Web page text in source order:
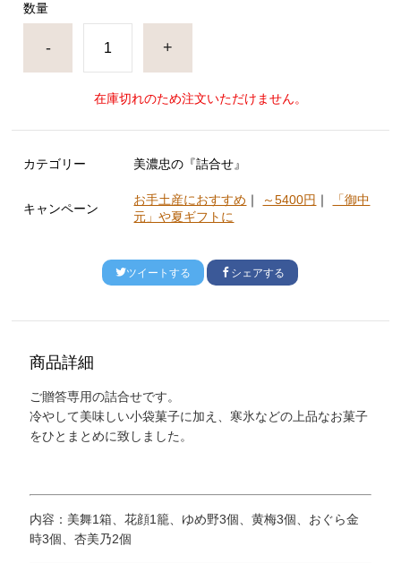
数量
- +
在庫切れのため注文いただけません。
カテゴリー 美濃忠の『詰合せ』
キャンペーン
お手土産におすすめ ｜ ～5400円 ｜
「御中
元」や夏ギフトに
ツイートする シェアする
商品詳細
ご贈答専用の詰合せです。
冷やして美味しい小袋菓子に加え、寒氷などの上品なお菓子
をひとまとめに致しました。
内容：美舞1箱、花顔1籠、ゆめ野3個、黄梅3個、おぐら金
時3個、杏美乃2個